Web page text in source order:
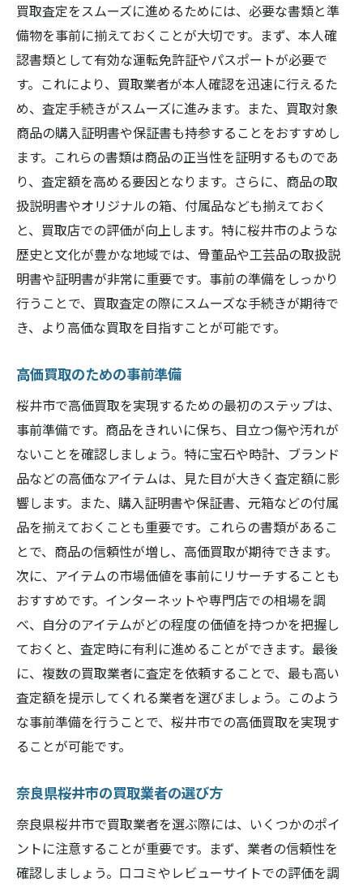
査定結果から市場価値を読み解く
複数業者の査定を比較する方法
市場価値を向上させるためのポイント
地域特有の市場価値の変動を理解する
桜井市の買取査定攻略法まとめ：成功のための
戦略
買取査定の成功戦略をまとめる
桜井市での査定成功事例を参考にしよう
戦略的に査定を進める方法
市場価値を見極めるコツ
査定成功のためのチェックリスト
成功するための最終確認ポイント
買取査定をスムーズに進めるためには、必要な書類と準
備物を事前に揃えておくことが大切です。まず、本人確
認書類として有効な運転免許証やパスポートが必要で
す。これにより、買取業者が本人確認を迅速に行えるた
め、査定手続きがスムーズに進みます。また、買取対象
商品の購入証明書や保証書も持参することをおすすめし
ます。これらの書類は商品の正当性を証明するものであ
り、査定額を高める要因となります。さらに、商品の取
扱説明書やオリジナルの箱、付属品なども揃えておく
と、買取店での評価が向上します。特に桜井市のような
歴史と文化が豊かな地域では、骨董品や工芸品の取扱説
明書や証明書が非常に重要です。事前の準備をしっかり
行うことで、買取査定の際にスムーズな手続きが期待で
き、より高価な買取を目指すことが可能です。
高価買取のための事前準備
桜井市で高価買取を実現するための最初のステップは、
事前準備です。商品をきれいに保ち、目立つ傷や汚れが
ないことを確認しましょう。特に宝石や時計、ブランド
品などの高価なアイテムは、見た目が大きく査定額に影
響します。また、購入証明書や保証書、元箱などの付属
品を揃えておくことも重要です。これらの書類があるこ
とで、商品の信頼性が増し、高価買取が期待できます。
次に、アイテムの市場価値を事前にリサーチすることも
おすすめです。インターネットや専門店での相場を調
べ、自分のアイテムがどの程度の価値を持つかを把握し
ておくと、査定時に有利に進めることができます。最後
に、複数の買取業者に査定を依頼することで、最も高い
査定額を提示してくれる業者を選びましょう。このよう
な事前準備を行うことで、桜井市での高価買取を実現す
ることが可能です。
奈良県桜井市の買取業者の選び方
奈良県桜井市で買取業者を選ぶ際には、いくつかのポイ
ントに注意することが重要です。まず、業者の信頼性を
確認しましょう。口コミやレビューサイトでの評価を調